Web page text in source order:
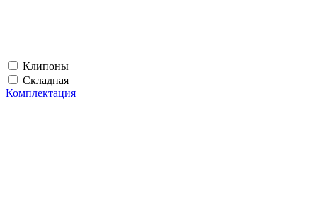
Клипоны
Складная
Комплектация